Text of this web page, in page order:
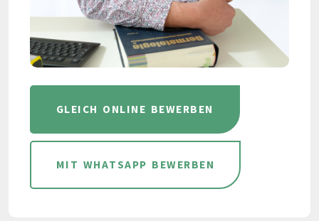
GLEICH ONLINE BEWERBEN
MIT WHATSAPP BEWERBEN